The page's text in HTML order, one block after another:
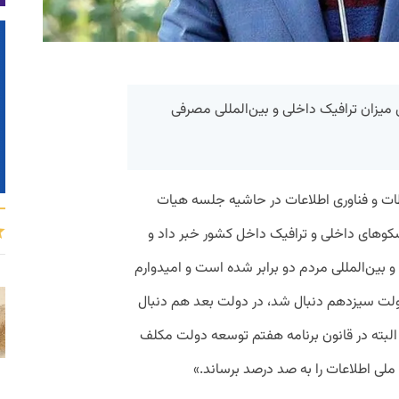
میزان ترافیک داخلی و بین‌المللی مصرفی
و فناوری اطلاعات در حاشیه جلسه هیات
داخلی و ترافیک داخل کشور خبر داد و
مردم دو برابر شده است و امیدوارم
سیزدهم دنبال شد، در دولت بعد هم دنبال
در قانون برنامه هفتم توسعه دولت مکلف
اطلاعات را به صد درصد برساند.»